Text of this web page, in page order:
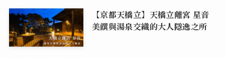
【京都天橋立】天橋立離宮 星音
美饌與湯泉交織的大人隱逸之所